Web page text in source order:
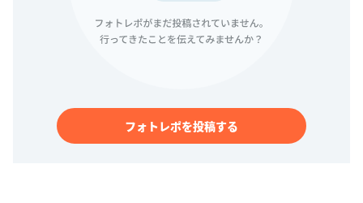
フォトレポを投稿する